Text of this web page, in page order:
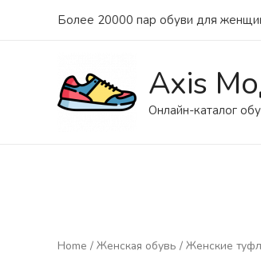
Более 20000 пар обуви для
Axis
Онлайн-каталог
Home / Женская обувь / Женские